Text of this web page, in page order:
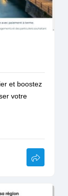
et boostez
votre